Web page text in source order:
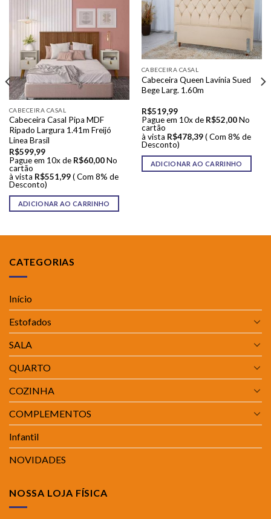
CABECEIRA CASAL
Cabeceira Casal Pipa MDF
Ripado Largura 1.41m Freijó
Linea Brasil
R$599,99
Pague em 10x de R$60,00 No
cartão
à vista R$551,99 ( Com 8% de
Desconto)
ADICIONAR AO CARRINHO
CABECEIRA CASAL
Cabeceira Queen Lavínia Sued
Bege Larg. 1.60m
R$519,99
Pague em 10x de R$52,00 No
cartão
à vista R$478,39 ( Com 8% de
Desconto)
ADICIONAR AO CARRINHO
CATEGORIAS
Início
Estofados
SALA
QUARTO
COZINHA
COMPLEMENTOS
Infantil
NOVIDADES
NOSSA LOJA FÍSICA